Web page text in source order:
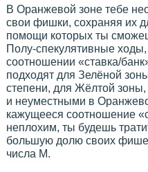
В Оранжевой зоне тебе
свои фишки, сохраняя их
помощи которых ты
Полу-спекулятивные
соотношении «ставка/
подходят для Зелёной
степени, для Жёлтой
и неуместными в
кажущееся соотношение
неплохим, ты будешь
большую долю своих
числа М.